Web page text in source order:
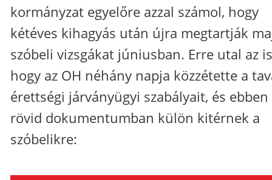
kormányzat egyelőre azzal számol, hogy
kétéves kihagyás után újra megtartják
szóbeli vizsgákat júniusban. Erre utal az
hogy az OH néhány napja közzétette a
érettségi járványügyi szabályait, és ebben
rövid dokumentumban külön kitérnek a
szóbelikre: